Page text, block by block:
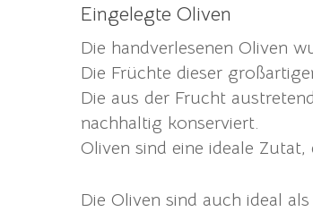
Eingelegte Oliven
Die handverlesenen Oliven
Die Früchte dieser
Die aus der Frucht
nachhaltig konserviert.
Oliven sind eine ideale
Die Oliven sind auch ideal als